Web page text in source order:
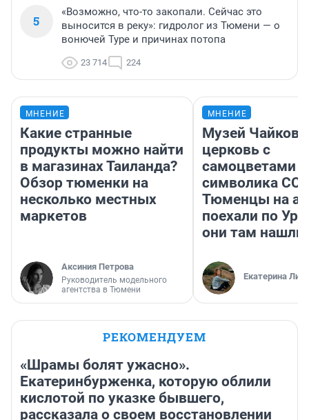
5
«Возможно, что-то закопали. Сейчас это
выносится в реку»: гидролог из Тюмени — о
вонючей Туре и причинах потопа
23 714 224
МНЕНИЕ
Какие странные
продукты можно найти
в магазинах Таиланда?
Обзор тюменки на
несколько местных
маркетов
Аксиния Петрова
Руководитель модельного
агентства в Тюмени
МНЕНИЕ
Музей
церковь с
самоцветами
символика
Тюменцы на
поехали по
они там нашли
Екатерина
РЕКОМЕНДУЕМ
«Шрамы болят ужасно».
Екатеринбурженка, которую облили
кислотой по указке бывшего,
рассказала о своем восстановлении